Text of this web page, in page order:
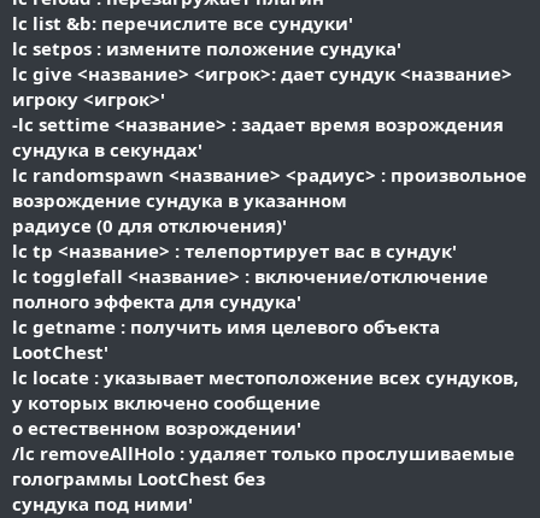
lc list &b: перечислите все сундуки'
lc setpos : измените положение сундука'
lc give <название> <игрок>: дает сундук <название>
игроку <игрок>'
-lc settime <название> : задает время возрождения
сундука в секундах'
lc randomspawn <название> <радиус> : произвольное
возрождение сундука в указанном
радиусе (0 для отключения)'
lc tp <название> : телепортирует вас в сундук'
lc togglefall <название> : включение/отключение
полного эффекта для сундука'
lc getname : получить имя целевого объекта
LootChest'
lc locate : указывает местоположение всех сундуков,
у которых включено сообщение
о естественном возрождении'
/lc removeAllHolo : удаляет только прослушиваемые
голограммы LootChest без
сундука под ними'